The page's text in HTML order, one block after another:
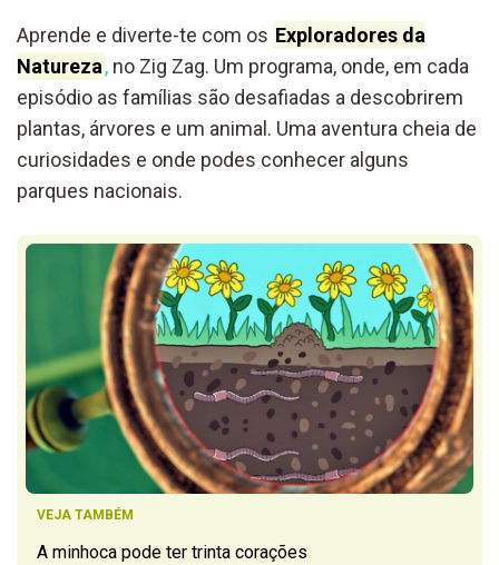
Aprende e diverte-te com os Exploradores da
Natureza, no Zig Zag. Um programa, onde, em cada
episódio as famílias são desafiadas a descobrirem
plantas, árvores e um animal. Uma aventura cheia de
curiosidades e onde podes conhecer alguns
parques nacionais.
VEJA TAMBÉM
A minhoca pode ter trinta corações